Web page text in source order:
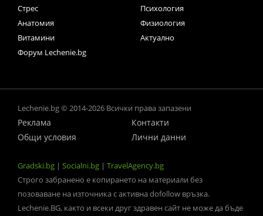
Стрес
Психология
Анатомия
Физиология
Витамини
Актуално
Форум Lechenie.bg
Lechenie.bg © 2014-2026 Всички права запазени
Реклама
Контакти
Общи условия
Лични данни
Gradski.bg | Socialni.bg | TravelAgency.bg
Строго забранено е копирането на материали без
позоваване на източника с активна dofollow връзка.
Lechenie.BG, както и всеки друг здравен сайт не може да бъде